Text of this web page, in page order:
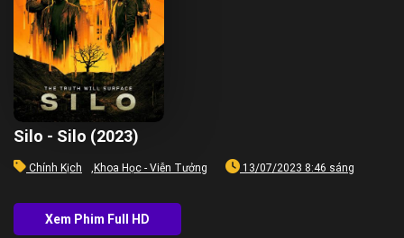
Silo - Silo (2023)
Chính Kịch Khoa Học - Viễn Tưởng 13/07/2023 8:46 sáng